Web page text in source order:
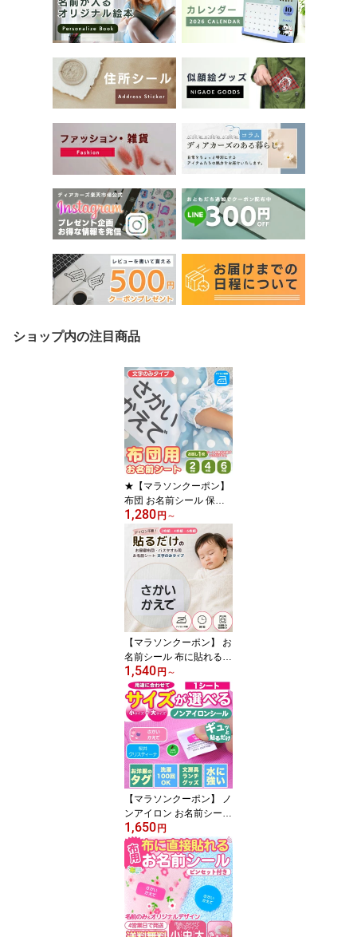
ショップ内の注目商品
★【マラソンクーポン】
布団 お名前シール 保育
園 【布団用 お名前シー
ト1枚 2枚組 4枚組 6枚組
】特大 大きめ布団 で剥
がれない アイロン付け
布 布用 お昼寝 ガーゼタ
オル 幼稚園 託児所 お昼
寝ふとん 洗濯可 ディア
カーズ 送料無料
1,280 円 ～
【マラソンクーポン】 お
名前シール 布に貼れる
【お昼寝布団・バスタオ
ル用 お名前シート 2枚組
4枚組 6枚組 文字のみ 】
大きめ 布団 剥がれない
布用 お昼寝 バスタオル
保育園 幼稚園 託児所 お
昼寝ふとん 洗濯可 ディ
アカーズ 送料無料
1,540 円 ～
【マラソンクーポン】 ノ
ンアイロン お名前シール
《ノンアイロン・耐水ラ
ミネートお名前シール-名
前のみ・オリジナル 1シ
ート》 タグ 貼るだけ 保
育園 幼稚園 女の子 男の
子 かわいい お弁当箱 ラ
ンチボックス おどうぐ
選べる サイズ ディアカ
1,650 円